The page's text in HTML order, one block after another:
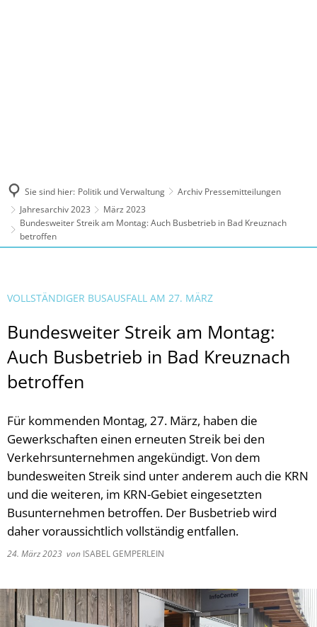
Sie sind hier: Politik und Verwaltung
Archiv Pressemitteilungen
Jahresarchiv 2023
März 2023
Bundesweiter Streik am Montag: Auch Busbetrieb in Bad Kreuznach
betroffen
VOLLSTÄNDIGER BUSAUSFALL AM 27. MÄRZ
Bundesweiter Streik am Montag:
Auch Busbetrieb in Bad Kreuznach
betroffen
Für kommenden Montag, 27. März, haben die
Gewerkschaften einen erneuten Streik bei den
Verkehrsunternehmen angekündigt. Von dem
bundesweiten Streik sind unter anderem auch die KRN
und die weiteren, im KRN-Gebiet eingesetzten
Busunternehmen betroffen. Der Busbetrieb wird
daher voraussichtlich vollständig entfallen.
24. März 2023 von ISABEL GEMPERLEIN